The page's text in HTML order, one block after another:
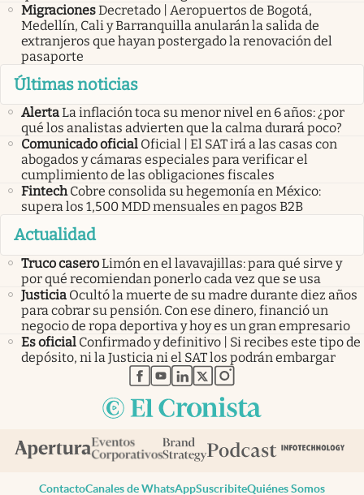
MigracionesDecretado | Aeropuertos de Bogotá,
Medellín, Cali y Barranquilla anularán la salida de
extranjeros que hayan postergado la renovación del
pasaporte
Últimas noticias
AlertaLa inflación toca su menor nivel en 6 años: ¿por
qué los analistas advierten que la calma durará poco?
Comunicado oficial Oficial | El SAT irá a las casas con
abogados y cámaras especiales para verificar el
cumplimiento de las obligaciones fiscales
Fintech Cobre consolida su hegemonía en México:
supera los 1,500 MDD mensuales en pagos B2B
Actualidad
Truco caseroLimón en el lavavajillas: para qué sirve y
por qué recomiendan ponerlo cada vez que se usa
Justicia Ocultó la muerte de su madre durante diez años
para cobrar su pensión. Con ese dinero, financió un
negocio de ropa deportiva y hoy es un gran empresario
Es oficial Confirmado y definitivo | Si recibes este tipo de
depósito, ni la Justicia ni el SAT los podrán embargar
abre en nueva pestaña
abre en nueva pestaña
abre en nueva pestaña
abre en nueva pestaña
abre en nueva pestaña
ContactoCanales de WhatsAppSuscribiteQuiénes Somos